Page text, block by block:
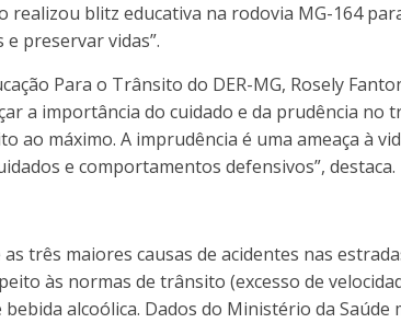
realizou blitz educativa na rodovia MG-164
preservar vidas”.
Para o Trânsito do DER-MG, Rosely
a importância do cuidado e da prudência no
ao máximo. A imprudência é uma ameaça à
e comportamentos defensivos”, destaca.
três maiores causas de acidentes nas
às normas de trânsito (excesso de
alcoólica. Dados do Ministério da Saúde